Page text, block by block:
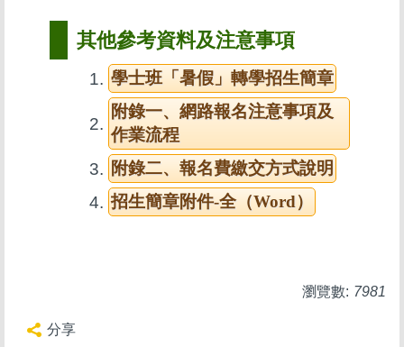
其他參考資料及注意事項
學士班「暑假」轉學招生簡章
附錄一、網路報名注意事項及
作業流程
附錄二、報名費繳交方式說明
招生簡章附件-全（Word）
瀏覽數: 7981
分享